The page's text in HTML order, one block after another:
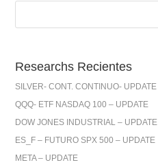
Researchs Recientes
SILVER- CONT. CONTINUO- UPDATE
QQQ- ETF NASDAQ 100 – UPDATE
DOW JONES INDUSTRIAL – UPDATE
ES_F – FUTURO SPX 500 – UPDATE
META – UPDATE